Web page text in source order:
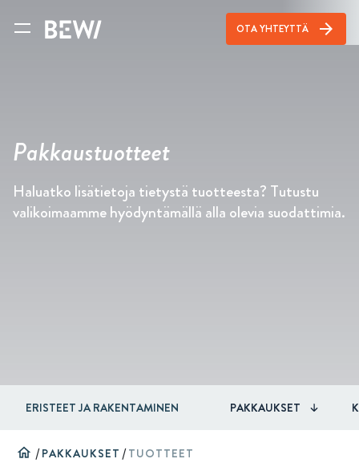
OTA YHTEYTTÄ arrow_forward
Pakkaustuotteet
Haluatko lisätietoja tietystä tuotteesta? Tutustu
valikoimaamme hyödyntämällä alla olevia suodattimia.
ERISTEET JA RAKENTAMINEN PAKKAUKSET
home /PAKKAUKSET /TUOTTEET